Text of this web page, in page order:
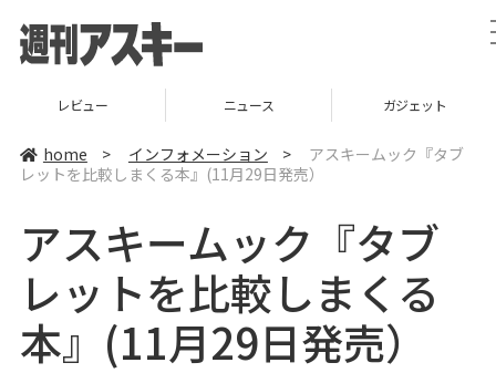
レビュー ニュース ガジェット
home > インフォメーション >
アスキームック『タブ
レットを比較しまくる本』(11月29日発売）
アスキームック『タブ
レットを比較しまくる
本』(11月29日発売）